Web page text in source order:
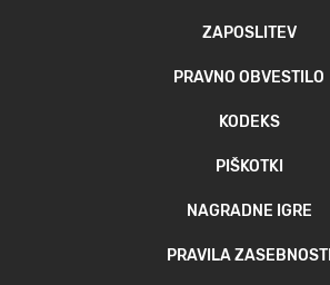
ZAPOSLITEV
PRAVNO OBVESTILO
KODEKS
PIŠKOTKI
NAGRADNE IGRE
PRAVILA ZASEBNOSTI